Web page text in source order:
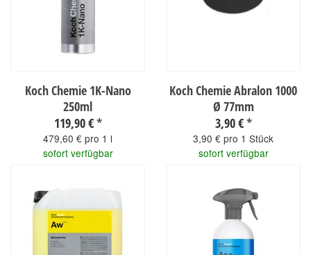
Koch Chemie 1K-Nano
250ml
119,90 €*
479,60 € pro 1 l
sofort verfügbar
Koch Chemie Abralon 1000
Ø 77mm
3,90 €*
3,90 € pro 1 Stück
sofort verfügbar